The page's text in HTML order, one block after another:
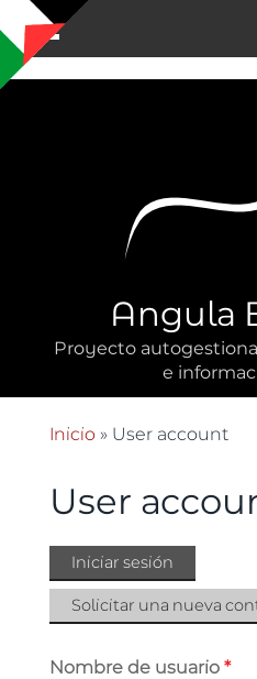
Pasar al contenido principal
Angula
Proyecto
e
Se encuentra
Inicio» User account
User
Solapas
Iniciar sesión
activa)
Solicitar una nueva
Nombre de usuario*